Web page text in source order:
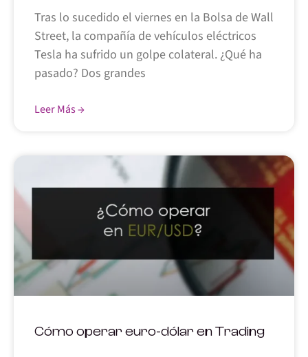
Tras lo sucedido el viernes en la Bolsa de Wall
Street, la compañía de vehículos eléctricos
Tesla ha sufrido un golpe colateral. ¿Qué ha
pasado? Dos grandes
Leer Más →
Cómo operar euro-dólar en Trading